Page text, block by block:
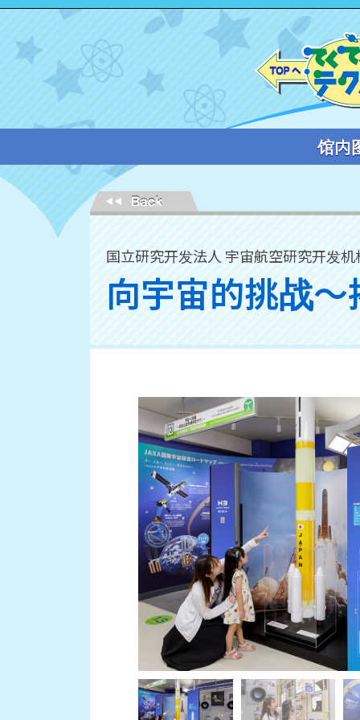
馆内
国立研究开发法人 宇宙航空研究开发机
向宇宙的挑战～